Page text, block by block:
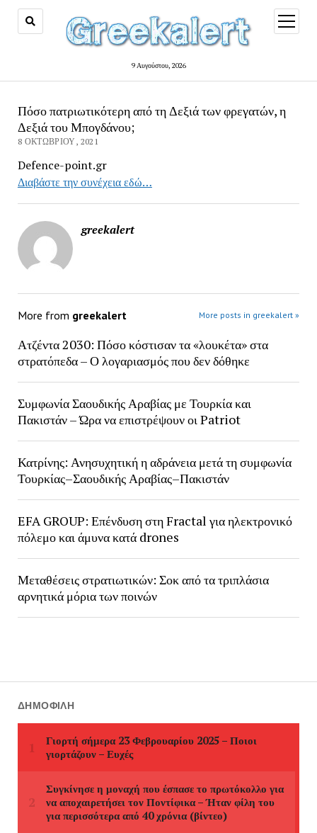
9 Αυγούστου, 2026
open
menu
Πόσο πατριωτικότερη από τη Δεξιά των φρεγατών, η
Δεξιά του Μπογδάνου;
8 ΟΚΤΩΒΡΊΟΥ, 2021
Defence-point.gr
Διαβάστε την συνέχεια εδώ…
greekalert
More from greekalert More posts in greekalert »
Ατζέντα 2030: Πόσο κόστισαν τα «λουκέτα» στα
στρατόπεδα – Ο λογαριασμός που δεν δόθηκε
Συμφωνία Σαουδικής Αραβίας με Τουρκία και
Πακιστάν – Ώρα να επιστρέψουν οι Patriot
Κατρίνης: Ανησυχητική η αδράνεια μετά τη συμφωνία
Τουρκίας–Σαουδικής Αραβίας–Πακιστάν
EFA GROUP: Επένδυση στη Fractal για ηλεκτρονικό
πόλεμο και άμυνα κατά drones
Μεταθέσεις στρατιωτικών: Σοκ από τα τριπλάσια
αρνητικά μόρια των ποινών
ΔΗΜΟΦΙΛΉ